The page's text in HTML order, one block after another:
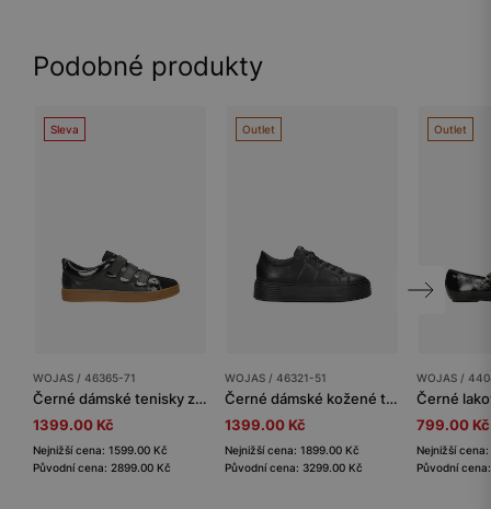
Podobné produkty
Sleva
WOJAS / 46365-71
Černé dámské tenisky z kombinovaných kůží na suchý zip
1399.00 Kč
Nejnižší cena: 1599.00 Kč
Původní cena: 2899.00 Kč
Outlet
WOJAS / 46321-51
Černé dámské kožené tenisky na silné podrážce
1399.00 Kč
Nejnižší cena: 1899.00 Kč
Původní cena: 3299.00 Kč
Outlet
WOJAS /
799.00 Kč
Nejnižší
Původní